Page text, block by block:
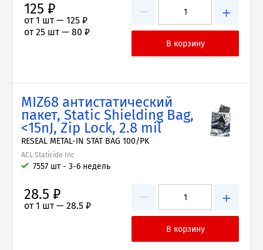
− +
125 ₽
от 1 шт — 125 ₽
от 25 шт — 80 ₽
MIZ68 антистатический
пакет, Static Shielding Bag,
<15nJ, Zip Lock, 2.8 mil
RESEAL METAL-IN STAT BAG 100/PK
ACL Staticide Inc
7557 шт - 3-6 недель
− +
28.5 ₽
от 1 шт — 28.5 ₽